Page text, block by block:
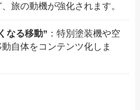
旅の動機が強化されます。
なる移動” ：特別塗装機や空
自体をコンテンツ化しま